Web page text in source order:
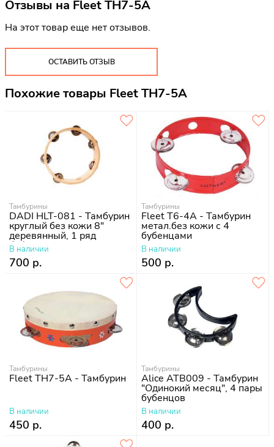
Отзывы на Fleet TH7-5A
На этот товар еще нет отзывов.
ОСТАВИТЬ ОТЗЫВ
Похожие товары Fleet TH7-5A
Тамбурины
DADI HLT-081 - Тамбурин
круглый без кожи 8"
деревянный, 1 ряд
бубенцов
В наличии
700 р.
Тамбурины
Fleet T6-4A - Тамбурин
метал.без кожи с 4
бубенцами
В наличии
500 р.
Тамбурины
Fleet TH7-5A - Тамбурин
В наличии
450 р.
Тамбурины
Alice ATB009 - Тамбурин
"Одинокий месяц", 4 пары
бубенцов
В наличии
400 р.